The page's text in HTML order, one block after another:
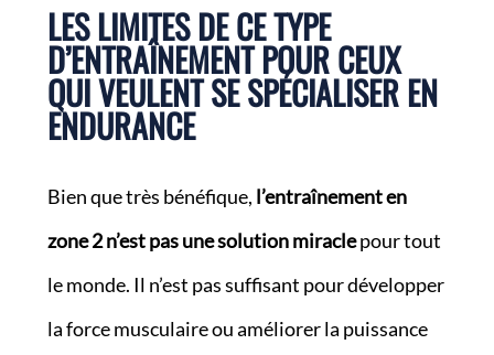
LES LIMITES DE CE TYPE
D’ENTRAÎNEMENT POUR CEUX
QUI VEULENT SE SPÉCIALISER EN
ENDURANCE
Bien que très bénéfique, l’entraînement en
zone 2 n’est pas une solution miraclepour tout
le monde. Il n’est pas suffisant pour développer
la force musculaire ou améliorer la puissance